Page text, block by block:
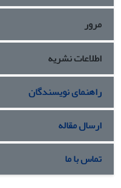
مرور
اطلاعات نشریه
راهنمای نویسندگان
ارسال مقاله
تماس با ما